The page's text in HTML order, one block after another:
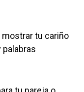
tu cariño